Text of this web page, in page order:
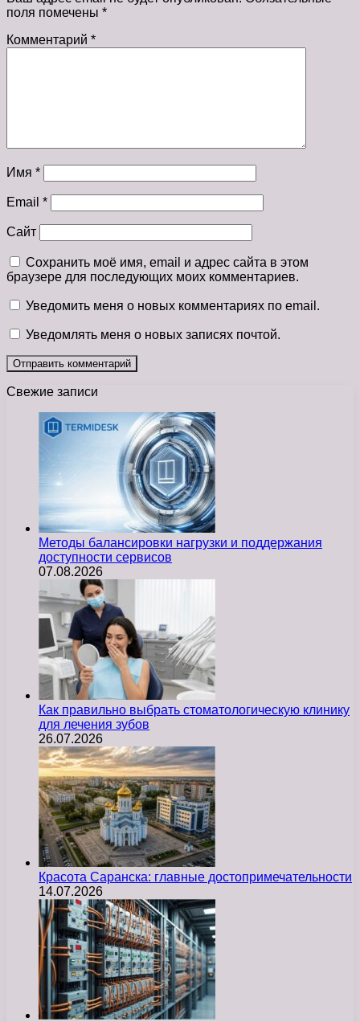
поля помечены *
Комментарий *
Имя *
Email *
Сайт
Сохранить моё имя, email и адрес сайта в этом
браузере для последующих моих комментариев.
Уведомить меня о новых комментариях по email.
Уведомлять меня о новых записях почтой.
Свежие записи
Методы балансировки нагрузки и поддержания
доступности сервисов
07.08.2026
Как правильно выбрать стоматологическую клинику
для лечения зубов
26.07.2026
Красота Саранска: главные достопримечательности
14.07.2026